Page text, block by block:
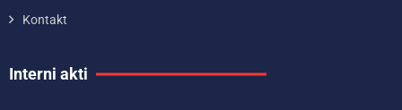
Kontakt
Interni akti